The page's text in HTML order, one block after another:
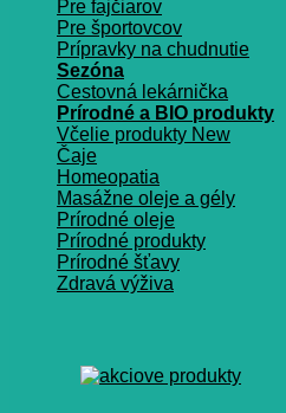
Pre fajčiarov
Pre športovcov
Prípravky na chudnutie
Sezóna
Cestovná lekárnička
Prírodné a BIO produkty
Včelie produkty
Čaje
Homeopatia
Masážne oleje a gély
Prírodné oleje
Prírodné produkty
Prírodné šťavy
Zdravá výživa